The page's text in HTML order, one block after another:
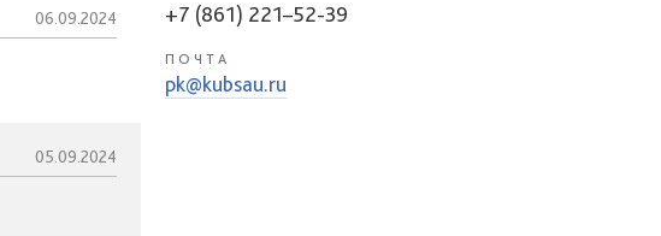
06.09.2024
05.09.2024
+7 (861) 221–52-39
ПОЧТА
pk@kubsau.ru